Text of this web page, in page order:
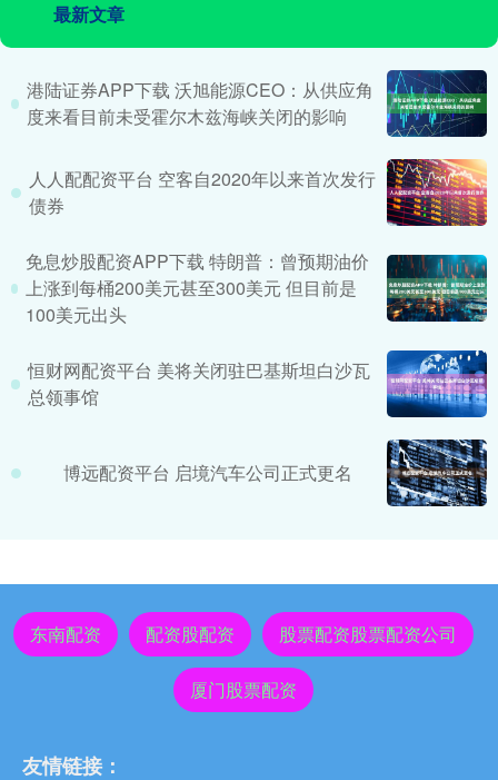
最新文章
港陆证券APP下载 沃旭能源CEO：从供应角
度来看目前未受霍尔木兹海峡关闭的影响
人人配配资平台 空客自2020年以来首次发行
债券
免息炒股配资APP下载 特朗普：曾预期油价
上涨到每桶200美元甚至300美元 但目前是
100美元出头
恒财网配资平台 美将关闭驻巴基斯坦白沙瓦
总领事馆
博远配资平台 启境汽车公司正式更名
东南配资 配资股配资 股票配资股票配资公司
厦门股票配资
友情链接：